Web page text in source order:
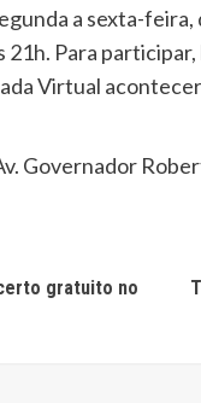
a sexta-feira,
21h. Para
Virtual
Governador
gratuito no